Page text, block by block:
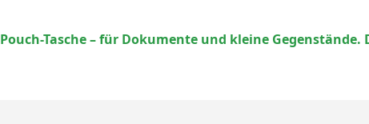
Pouch-Tasche – für Dokumente und kleine